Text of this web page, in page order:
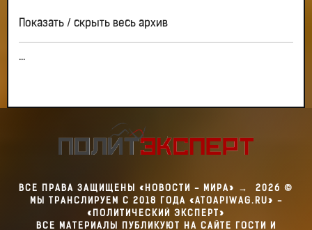
Показать / скрыть весь архив
...
ВСЕ ПРАВА ЗАЩИЩЕНЫ «НОВОСТИ - МИРА» → 2026 ©
МЫ ТРАНСЛИРУЕМ С 2018 ГОДА «ATOAPIWAG.RU» -
«ПОЛИТИЧЕСКИЙ ЭКСПЕРТ»
ВСЕ МАТЕРИАЛЫ ПУБЛИКУЮТ НА САЙТЕ ГОСТИ И